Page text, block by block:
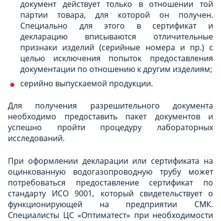
документ действует только в отношении той
партии товара, для которой он получен.
Специально для этого в сертификат и
декларацию вписываются отличительные
признаки изделий (серийные номера и пр.) с
целью исключения попыток предоставления
документации по отношению к другим изделиям;
серийно выпускаемой продукции.
Для получения разрешительного документа
необходимо предоставить пакет документов и
успешно пройти процедуру лабораторных
исследований.
При оформлении декларации или сертификата на
оцинкованную водогазопроводную трубу может
потребоваться предоставление сертификат по
стандарту ИСО 9001, который свидетельствует о
функционирующей на предприятии СМК.
Специалисты ЦС «Оптиматест» при необходимости